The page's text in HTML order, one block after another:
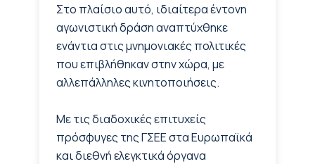
Στο πλαίσιο αυτό, ιδιαίτερα έντονη
αγωνιστική δράση αναπτύχθηκε
ενάντια στις μνημονιακές πολιτικές
που επιβλήθηκαν στην χώρα, με
αλλεπάλληλες κινητοποιήσεις.
Με τις διαδοχικές επιτυχείς
πρόσφυγες της ΓΣΕΕ στα Ευρωπαϊκά
και διεθνή ελεγκτικά όργανα